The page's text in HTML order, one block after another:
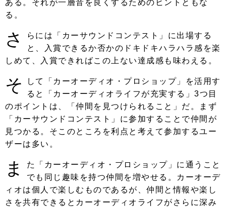
ある。それが一層音を良くするためのヒントともな
る。
さ
らには「カーサウンドコンテスト」に出場する
と、入賞できるか否かのドキドキハラハラ感を楽
しめて、入賞できればこの上ない達成感も味わえる。
そ
して「カーオーディオ・プロショップ」を活用す
ると「カーオーディオライフが充実する」3つ目
のポイントは、「仲間を見つけられること」だ。まず
「カーサウンドコンテスト」に参加することで仲間が
見つかる。そこのところを利点と考えて参加するユー
ザーは多い。
ま
た「カーオーディオ・プロショップ」に通うこと
でも同じ趣味を持つ仲間を増やせる。カーオーデ
ィオは個人で楽しむものであるが、仲間と情報や楽し
さを共有できるとカーオーディオライフがさらに深み